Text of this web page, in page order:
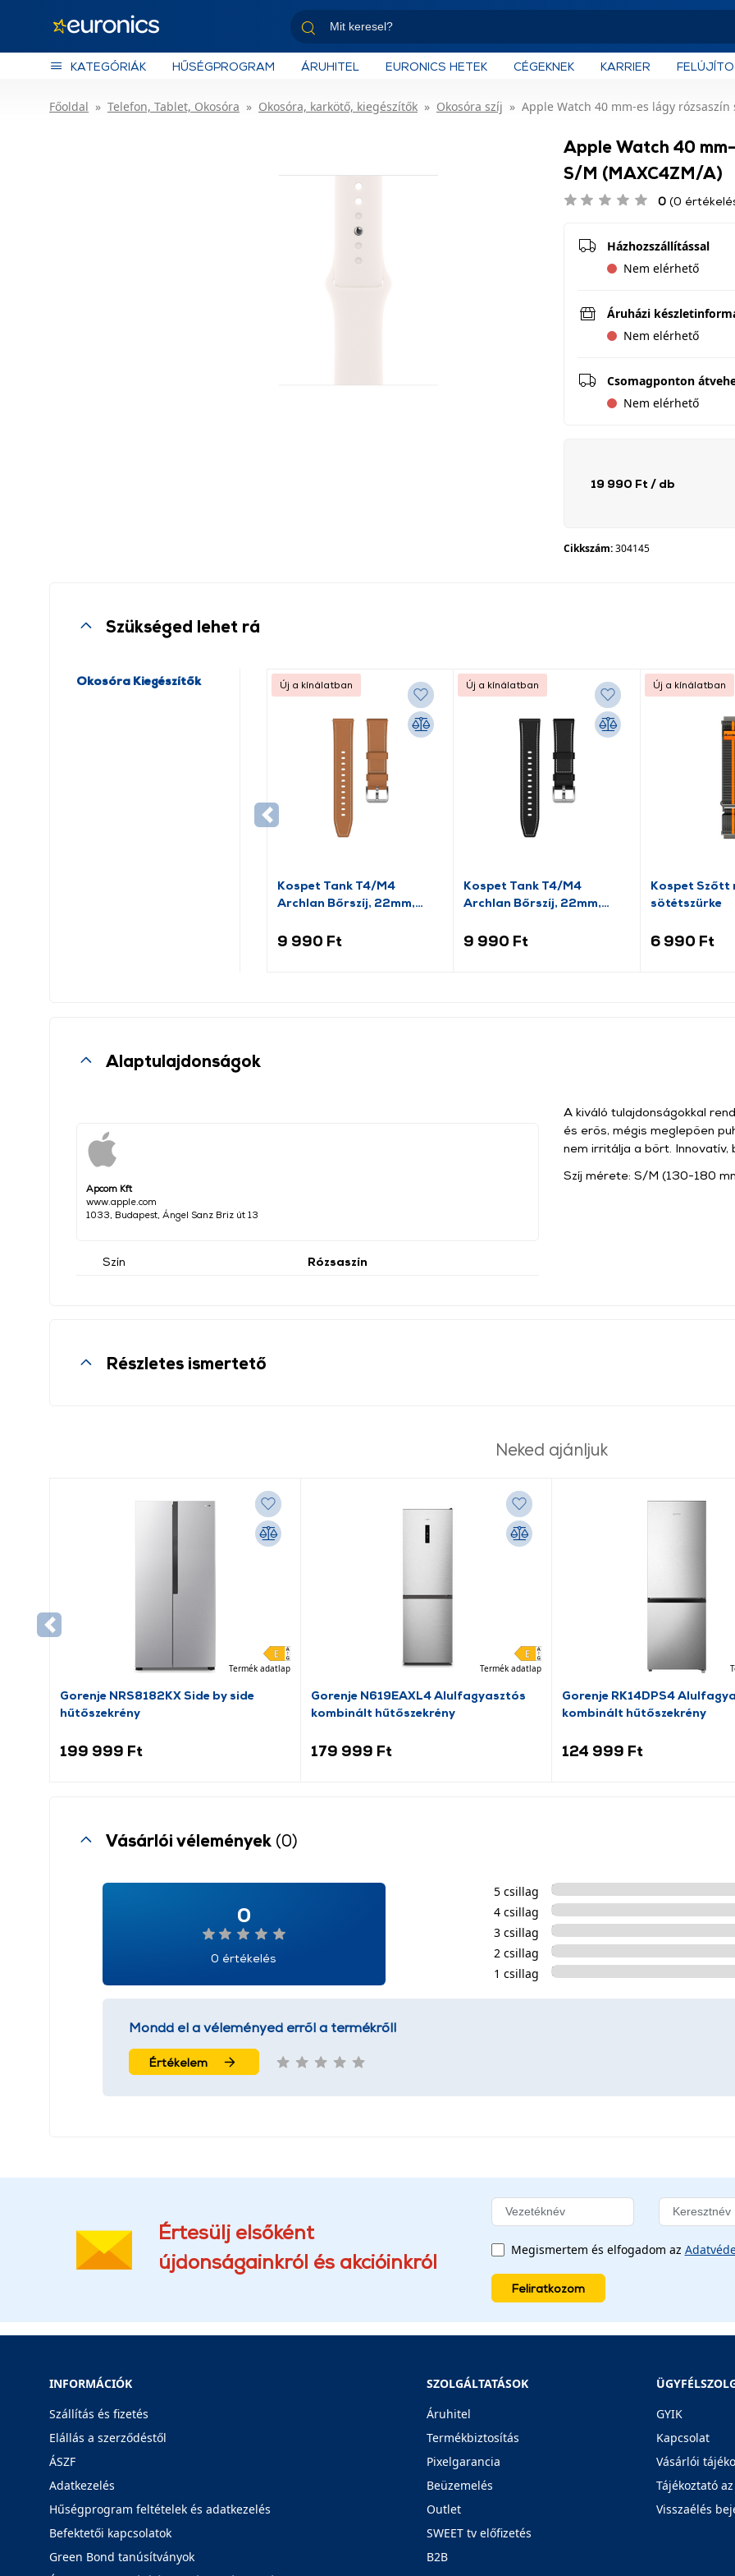
KATEGÓRIÁK HŰSÉGPROGRAM ÁRUHITEL EURONICS HETEK CÉGEKNEK KARRIER
Főoldal Telefon, Tablet, Okosóra Okosóra, karkötő, kiegészítők Okosóra szíj Apple Watch 40 mm-es lágy rózsaszín
Apple Watch 40
S/M (MAXC4ZM/A)
0 (0
Házhozszállítással
Nem elérhető
Áruházi
Nem elérhető
Csomagponton
Nem elérhető
19 990 Ft / db
Cikkszám:304145
Szükséged lehet rá
Okosóra Kiegészítők
Kospet Tank T4/M4
Archlan Bőrszíj, 22mm,
9 990 Ft
Új a kínálatban
Kospet Tank T4/M4
Archlan Bőrszíj, 22mm,
9 990 Ft
Új a kínálatban
Kospet Szőtt
sötétszürke
6 990 Ft
Új a kínálatban
Alaptulajdonságok
Apcom Kft
www.apple.com
1033, Budapest, Ángel Sanz Briz út 13
Szín Rózsaszín
A kiváló tulajdonságokkal
és erős, mégis meglepően
nem irritálja a bőrt. Innovatív,
Szíj mérete: S/M (130-180
Részletes ismertető
Neked ajánljuk
Termék adatlap
Gorenje NRS8182KX Side by side
hűtőszekrény
199 999 Ft
Termék adatlap
Gorenje N619EAXL4 Alulfagyasztós
kombinált hűtőszekrény
179 999 Ft
Gorenje RK14DPS4
kombinált hűtőszekrény
124 999 Ft
Vásárlói vélemények (0)
0
0 értékelés
5 csillag
4 csillag
3 csillag
2 csillag
1 csillag
Mondd el a véleményed erről a termékről!
Értékelem
Értesülj elsőként
újdonságainkról és akcióinkról
Megismertem és elfogadom az
Feliratkozom
INFORMÁCIÓK
Szállítás és fizetés
Elállás a szerződéstől
ÁSZF
Adatkezelés
Hűségprogram feltételek és adatkezelés
Befektetői kapcsolatok
Green Bond tanúsítványok
SZOLGÁLTATÁSOK
Áruhitel
Termékbiztosítás
Pixelgarancia
Beüzemelés
Outlet
SWEET tv előfizetés
B2B
GYIK
Kapcsolat
Vásárlói
Tájékoztató
Visszaélés